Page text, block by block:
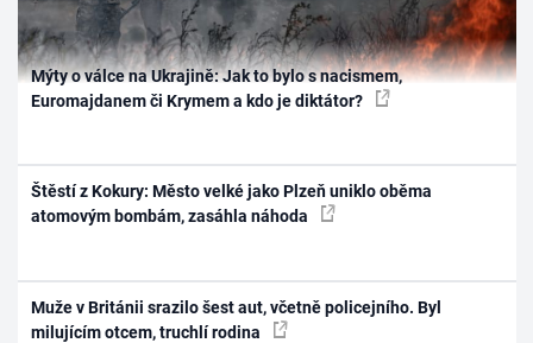
Mýty o válce na Ukrajině: Jak to bylo s nacismem,
Euromajdanem či Krymem a kdo je diktátor?
Štěstí z Kokury: Město velké jako Plzeň uniklo oběma
atomovým bombám, zasáhla náhoda
Muže v Británii srazilo šest aut, včetně policejního. Byl
milujícím otcem, truchlí rodina